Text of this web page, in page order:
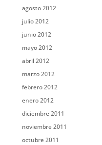
agosto 2012
julio 2012
junio 2012
mayo 2012
abril 2012
marzo 2012
febrero 2012
enero 2012
diciembre 2011
noviembre 2011
octubre 2011